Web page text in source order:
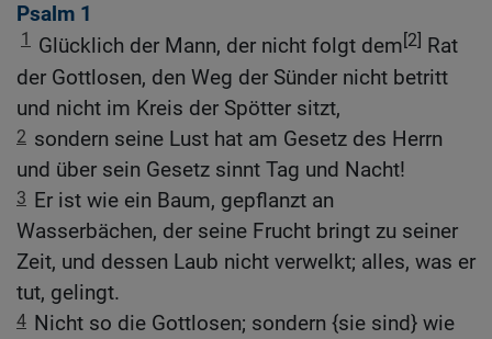
Psalm 1
1 Glücklich der Mann, der nicht folgt dem[2] Rat
der Gottlosen, den Weg der Sünder nicht betritt
und nicht im Kreis der Spötter sitzt,
2 sondern seine Lust hat am Gesetz des Herrn
und über sein Gesetz sinnt Tag und Nacht!
3 Er ist wie ein Baum, gepflanzt an
Wasserbächen, der seine Frucht bringt zu seiner
Zeit, und dessen Laub nicht verwelkt; alles, was er
tut, gelingt.
4 Nicht so die Gottlosen; sondern {sie sind} wie